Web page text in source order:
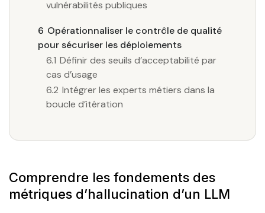
vulnérabilités publiques
6 Opérationnaliser le contrôle de qualité
pour sécuriser les déploiements
6.1 Définir des seuils d’acceptabilité par
cas d’usage
6.2 Intégrer les experts métiers dans la
boucle d’itération
Comprendre les fondements des
métriques d’hallucination d’un LLM